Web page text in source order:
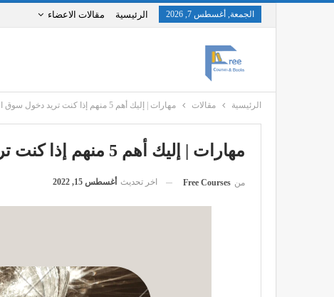
الجمعة, أغسطس 7, 2026 الرئيسية مقالات الاعضاء
الرئيسية مقالات مهارات | إليك أهم 5 منهم إذا كنت تريد دخول سوق العمل
مهارات | إليك أهم 5 منهم إذا كنت تريد دخول سوق العمل
من Free Courses اخر تحديث أغسطس 15, 2022